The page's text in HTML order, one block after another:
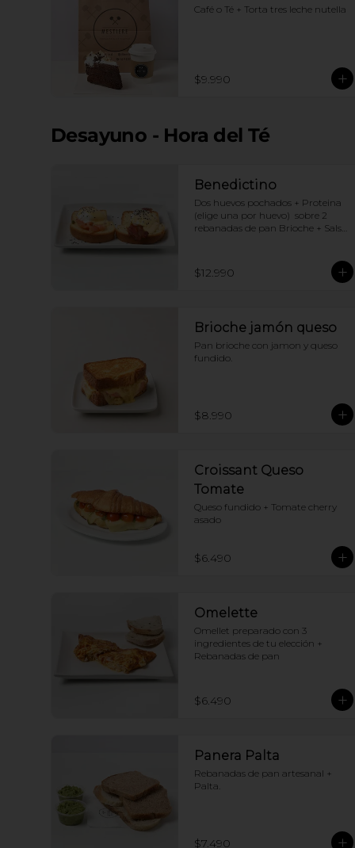
Café o Té + Torta tres leche nutella
$9.990
Desayuno - Hora del Té
Benedictino
Dos huevos pochados + Proteina
(elige una por huevo)  sobre 2
rebanadas de pan Brioche + Salsa
$12.990
Brioche jamón queso
Pan brioche con jamon y queso
fundido.
$8.990
Croissant Queso
Tomate
Queso fundido + Tomate cherry
asado
$6.490
Omelette
Omellet preparado con 3
ingredientes de tu elección +
Rebanadas de pan
$6.490
Panera Palta
Rebanadas de pan artesanal +
Palta.
$7.490